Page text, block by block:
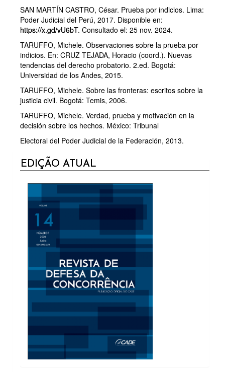
SAN MARTÍN CASTRO, César. Prueba por indicios. Lima:
Poder Judicial del Perú, 2017. Disponible en:
https://x.gd/vU6bT. Consultado el: 25 nov. 2024.
TARUFFO, Michele. Observaciones sobre la prueba por
indicios. En: CRUZ TEJADA, Horacio (coord.). Nuevas
tendencias del derecho probatorio. 2.ed. Bogotá:
Universidad de los Andes, 2015.
TARUFFO, Michele. Sobre las fronteras: escritos sobre la
justicia civil. Bogotá: Temis, 2006.
TARUFFO, Michele. Verdad, prueba y motivación en la
decisión sobre los hechos. México: Tribunal
Electoral del Poder Judicial de la Federación, 2013.
CURRENT
EDIÇÃO ATUAL